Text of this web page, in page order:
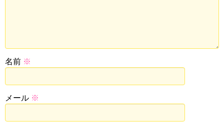
名前 ※
メール ※